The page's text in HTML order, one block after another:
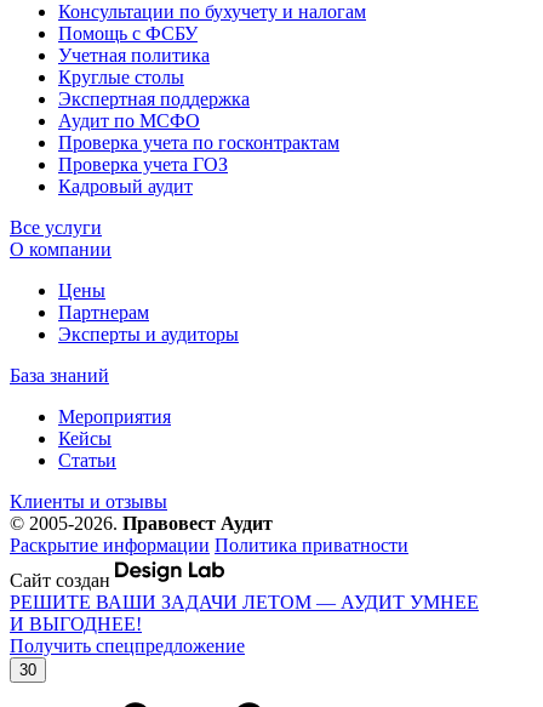
Консультации по бухучету и налогам
Помощь с ФСБУ
Учетная политика
Круглые столы
Экспертная поддержка
Аудит по МСФО
Проверка учета по госконтрактам
Проверка учета ГОЗ
Кадровый аудит
Все услуги
О компании
Цены
Партнерам
Эксперты и аудиторы
База знаний
Мероприятия
Кейсы
Статьи
Клиенты и отзывы
© 2005-2026. Правовест Аудит
Раскрытие информации Политика приватности
Сайт создан
РЕШИТЕ ВАШИ ЗАДАЧИ ЛЕТОМ — АУДИТ УМНЕЕ
И ВЫГОДНЕЕ!
Получить спецпредложение
30